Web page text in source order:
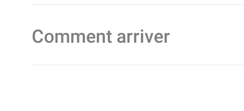
Comment arriver